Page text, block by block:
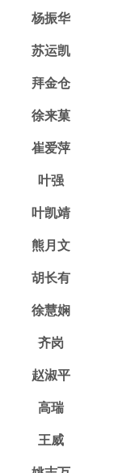
杨振华
苏运凯
拜金仓
徐来菓
崔爱萍
叶强
叶凯靖
熊月文
胡长有
徐慧娴
齐岗
赵淑平
高瑞
王威